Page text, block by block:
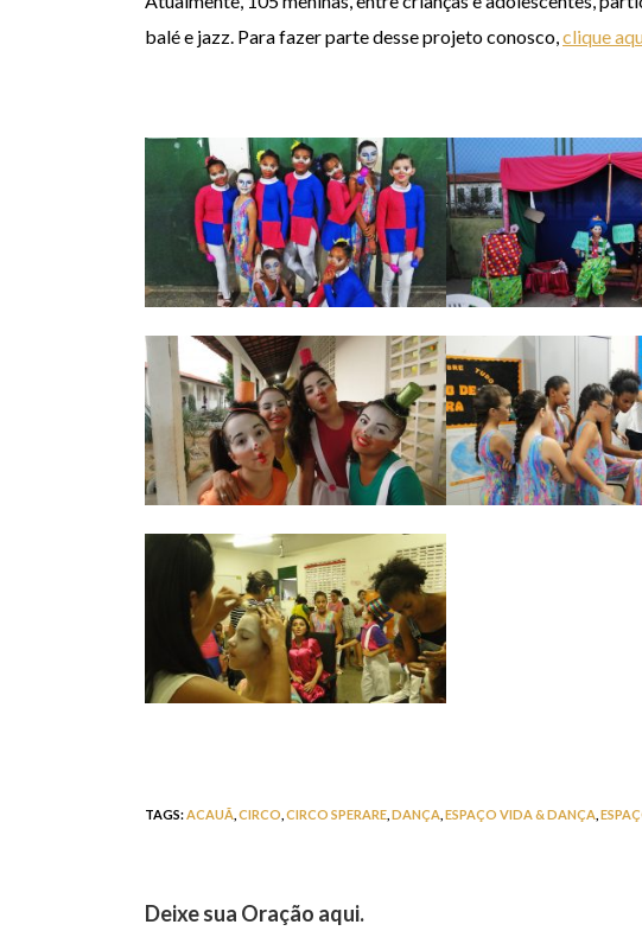
balé e jazz. Para fazer parte desse projeto conosco,clique
TAGS:ACAUÃ CIRCO CIRCO SPERARE DANÇA ESPAÇO VIDA & DANÇA
Deixe sua Oração aqui.